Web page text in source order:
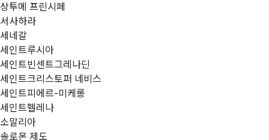
상투메 프린시페
서사하라
세네갈
세인트루시아
세인트빈센트그레나딘
세인트크리스토퍼 네비스
세인트피에르-미케롱
세인트헬레나
소말리아
솔로몬 제도